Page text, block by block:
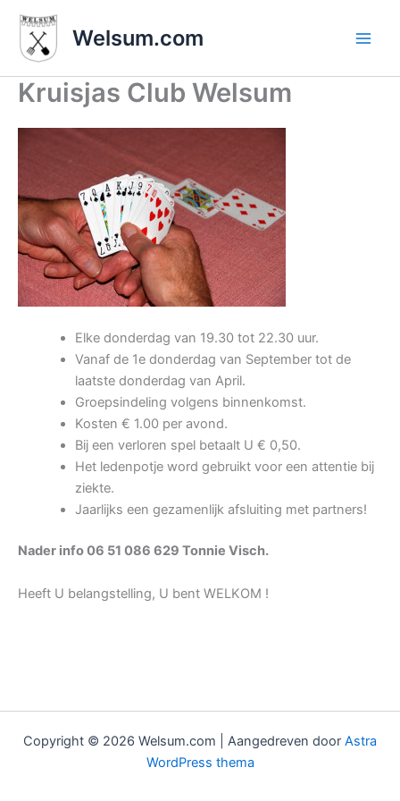
naar
inhoud
Welsum.com
Kruisjas Club Welsum
Elke donderdag van 19.30 tot 22.30 uur.
Vanaf de 1e donderdag van September tot de
laatste donderdag van April.
Groepsindeling volgens binnenkomst.
Kosten € 1.00 per avond.
Bij een verloren spel betaalt U € 0,50.
Het ledenpotje word gebruikt voor een attentie bij
ziekte.
Jaarlijks een gezamenlijk afsluiting met partners!
Nader info 06 51 086 629 Tonnie Visch.
Heeft U belangstelling, U bent WELKOM !​
Copyright © 2026 Welsum.com | Aangedreven door Astra
WordPress thema